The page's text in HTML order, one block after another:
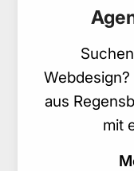
Webdesign?
aus
mit